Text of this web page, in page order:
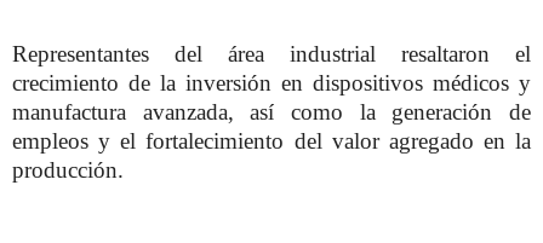
Representantes del área industrial resaltaron el
crecimiento de la inversión en dispositivos médicos y
manufactura avanzada, así como la generación de
empleos y el fortalecimiento del valor agregado en la
producción.